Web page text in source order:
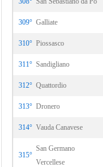
309° Galliate
310° Piossasco
311° Sandigliano
312° Quattordio
313° Dronero
314° Vauda Canavese
315°
San Germano
Vercellese